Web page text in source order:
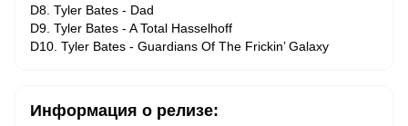
D8. Tyler Bates - Dad
D9. Tyler Bates - A Total Hasselhoff
D10. Tyler Bates - Guardians Of The Frickin’ Galaxy
Информация о релизе: